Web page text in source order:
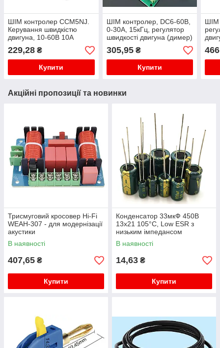
ШІМ контролер CCM5NJ.
Керування швидкістю
двигуна, 10-60В 10A
229,28 ₴
Купити
ШІМ контролер, DC6-60В,
0-30A, 15кГц, регулятор
швидкості двигуна (димер)
305,95₴
Купити
ШІМ
Акційні пропозиції та новинки
Трисмуговий кросовер Hi-Fi
WEAH-307 - для модернізації
акустики
В наявності
407,65 ₴
Купити
Конденсатор 33мкФ 450В
13x21 105°C, Low ESR з
низьким імпедансом
В наявності
14,63 ₴
Купити